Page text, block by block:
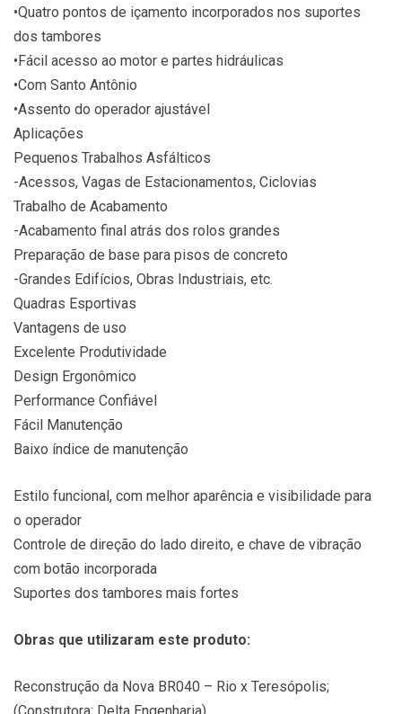
•Quatro pontos de içamento incorporados nos suportes
dos tambores
•Fácil acesso ao motor e partes hidráulicas
•Com Santo Antônio
•Assento do operador ajustável
Aplicações
Pequenos Trabalhos Asfálticos
-Acessos, Vagas de Estacionamentos, Ciclovias
Trabalho de Acabamento
-Acabamento final atrás dos rolos grandes
Preparação de base para pisos de concreto
-Grandes Edifícios, Obras Industriais, etc.
Quadras Esportivas
Vantagens de uso
Excelente Produtividade
Design Ergonômico
Performance Confiável
Fácil Manutenção
Baixo índice de manutenção
Estilo funcional, com melhor aparência e visibilidade para
o operador
Controle de direção do lado direito, e chave de vibração
com botão incorporada
Suportes dos tambores mais fortes
Obras que utilizaram este produto:
Reconstrução da Nova BR040 – Rio x Teresópolis;